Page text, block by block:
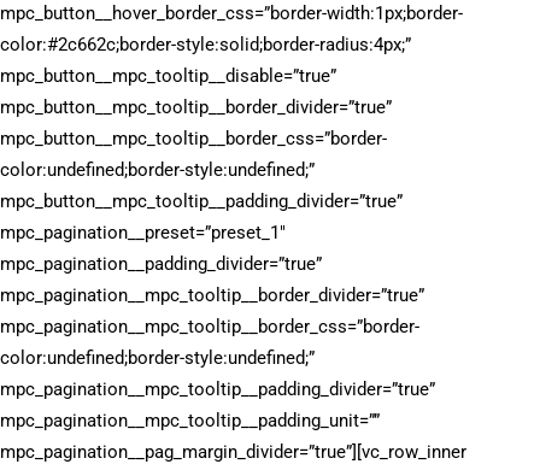
mpc_button__hover_border_css=”border-width:1px;border-
color:#2c662c;border-style:solid;border-radius:4px;”
mpc_button__mpc_tooltip__disable=”true”
mpc_button__mpc_tooltip__border_divider=”true”
mpc_button__mpc_tooltip__border_css=”border-
color:undefined;border-style:undefined;”
mpc_button__mpc_tooltip__padding_divider=”true”
mpc_pagination__preset=”preset_1″
mpc_pagination__padding_divider=”true”
mpc_pagination__mpc_tooltip__border_divider=”true”
mpc_pagination__mpc_tooltip__border_css=”border-
color:undefined;border-style:undefined;”
mpc_pagination__mpc_tooltip__padding_divider=”true”
mpc_pagination__mpc_tooltip__padding_unit=””
mpc_pagination__pag_margin_divider=”true”][vc_row_inner